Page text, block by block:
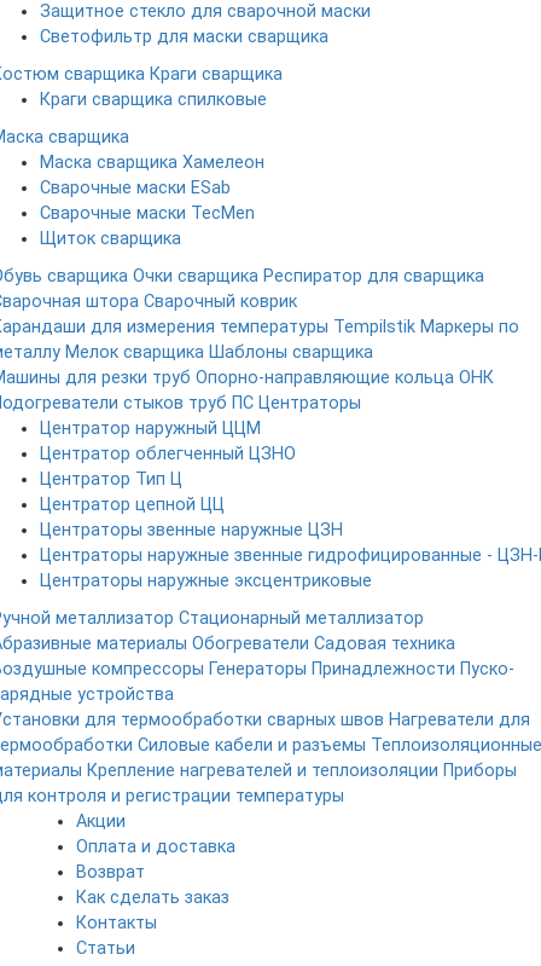
Защитное стекло для сварочной маски
Светофильтр для маски сварщика
сварщика Краги сварщика
Краги сварщика спилковые
сварщика
Маска сварщика Хамелеон
Сварочные маски ESab
Сварочные маски TecMen
Щиток сварщика
сварщика Очки сварщика Респиратор для сварщика
штора Сварочный коврик
для измерения температуры Tempilstik Маркеры по
Мелок сварщика Шаблоны сварщика
для резки труб Опорно-направляющие кольца ОНК
стыков труб ПС Центраторы
Центратор наружный ЦЦМ
Центратор облегченный ЦЗНО
Центратор Тип Ц
Центратор цепной ЦЦ
Центраторы звенные наружные ЦЗН
Центраторы наружные звенные гидрофицированные - ЦЗН-
Центраторы наружные эксцентриковые
металлизатор Стационарный металлизатор
материалы Обогреватели Садовая техника
компрессоры Генераторы Принадлежности Пуско-
устройства
для термообработки сварных швов Нагреватели для
Силовые кабели и разъемы Теплоизоляционные
Крепление нагревателей и теплоизоляции Приборы
контроля и регистрации температуры
Акции
Оплата и доставка
Возврат
Как сделать заказ
Контакты
Статьи